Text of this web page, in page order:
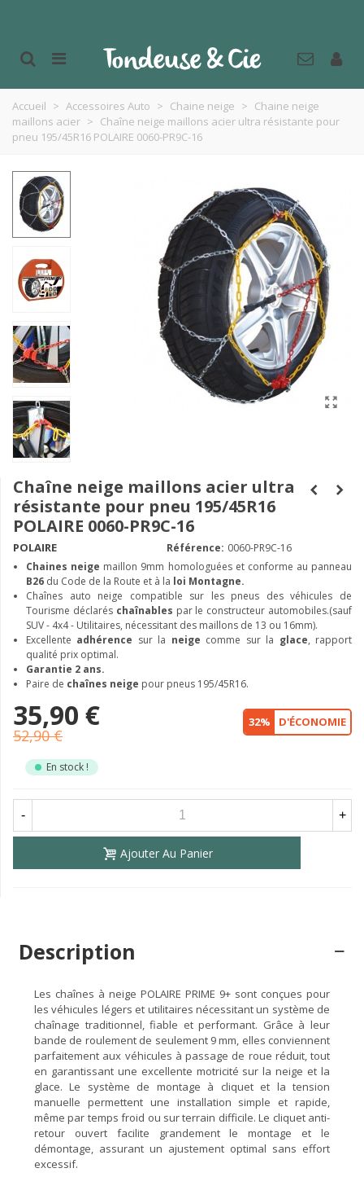
Accueil > Accessoires Auto > Chaine neige > Chaine neige
maillons acier > Chaîne neige maillons acier ultra résistante pour
pneu 195/45R16 POLAIRE 0060-PR9C-16
Chaîne neige maillons acier ultra
résistante pour pneu 195/45R16
POLAIRE 0060-PR9C-16
POLAIRE Référence: 0060-PR9C-16
Chaines neige maillon 9mm homologuées et conforme au panneau
B26 du Code de la Route et à la loi Montagne.
Chaînes auto neige compatible sur les pneus des véhicules de
Tourisme déclarés chaînables par le constructeur automobiles.(sauf
SUV - 4x4 - Utilitaires, nécessitant des maillons de 13 ou 16mm).
Excellente adhérence sur la neige comme sur la glace, rapport
qualité prix optimal.
Garantie 2 ans.
Paire de chaînes neige pour pneus 195/45R16.
35,90 €
52,90 €
32% D'ÉCONOMIE
En stock !
- +
Ajouter Au Panier
Description
Les chaînes à neige POLAIRE PRIME 9+ sont conçues pour
les véhicules légers et utilitaires nécessitant un système de
chaînage traditionnel, fiable et performant. Grâce à leur
bande de roulement de seulement 9 mm, elles conviennent
parfaitement aux véhicules à passage de roue réduit, tout
en garantissant une excellente motricité sur la neige et la
glace. Le système de montage à cliquet et la tension
manuelle permettent une installation simple et rapide,
même par temps froid ou sur terrain difficile. Le cliquet anti-
retour ouvert facilite grandement le montage et le
démontage, assurant un ajustement optimal sans effort
excessif.